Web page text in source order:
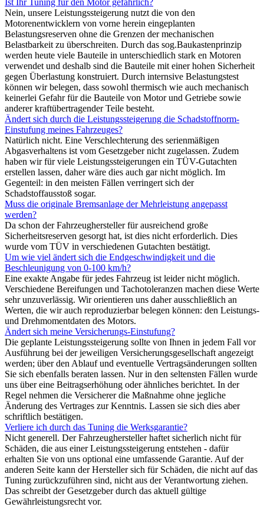
Nein, unsere Leistungssteigerung nutzt die von den
Motorenentwicklern von vorne herein eingeplanten
Belastungsreserven ohne die Grenzen der mechanischen
Belastbarkeit zu überschreiten. Durch das sog.Baukastenprinzip
werden heute viele Bauteile in unterschiedlich stark en Motoren
verwendet und deshalb sind die Bauteile mit einer hohen Sicherheit
gegen Überlastung konstruiert. Durch internsive Belastungstest
können wir belegen, dass sowohl thermisch wie auch mechanisch
keinerlei Gefahr für die Bauteile von Motor und Getriebe sowie
anderer kraftübertragender Teile besteht.
Ändert sich durch die Leistungssteigerung die Schadstoffnorm-
Einstufung meines Fahrzeuges?
Natürlich nicht. Eine Verschlechterung des serienmäßigen
Abgasverhaltens ist vom Gesetzgeber nicht zugelassen. Zudem
haben wir für viele Leistungssteigerungen ein TÜV-Gutachten
erstellen lassen, daher wäre dies auch gar nicht möglich. Im
Gegenteil: in den meisten Fällen verringert sich der
Schadstoffausstoß sogar.
Muss die originale Bremsanlage der Mehrleistung angepasst
werden?
Da schon der Fahrzeughersteller für ausreichend große
Sicherheitsreserven gesorgt hat, ist dies nicht erforderlich. Dies
wurde vom TÜV in verschiedenen Gutachten bestätigt.
Um wie viel ändert sich die Endgeschwindigkeit und die
Beschleunigung von 0-100 km/h?
Eine exakte Angabe für jedes Fahrzeug ist leider nicht möglich.
Verschiedene Bereifungen und Tachotoleranzen machen diese Werte
sehr unzuverlässig. Wir orientieren uns daher ausschließlich an
Werten, die wir auch reproduzierbar belegen können: den Leistungs-
und Drehmomentdaten des Motors.
Ändert sich meine Versicherungs-Einstufung?
Die geplante Leistungssteigerung sollte von Ihnen in jedem Fall vor
Ausführung bei der jeweiligen Versicherungsgesellschaft angezeigt
werden; über den Ablauf und eventuelle Vertragsänderungen sollten
Sie sich ebenfalls beraten lassen. Nur in den seltensten Fällen wurde
uns über eine Beitragserhöhung oder ähnliches berichtet. In der
Regel nehmen die Versicherer die Maßnahme ohne jegliche
Änderung des Vertrages zur Kenntnis. Lassen sie sich dies aber
schriftlich bestätigen.
Verliere ich durch das Tuning die Werksgarantie?
Nicht generell. Der Fahrzeughersteller haftet sicherlich nicht für
Schäden, die aus einer Leistungssteigerung entstehen - dafür
erhalten Sie von uns optional eine umfassende Garantie. Auf der
anderen Seite kann der Hersteller sich für Schäden, die nicht auf das
Tuning zurückzuführen sind, nicht aus der Verantwortung ziehen.
Das schreibt der Gesetzgeber durch das aktuell gültige
Gewährleistungsrecht vor.